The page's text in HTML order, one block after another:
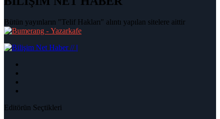
Bütün yayınların "Telif Hakları" alıntı yapılan sitelere aittir
|
Editörün Seçtikleri